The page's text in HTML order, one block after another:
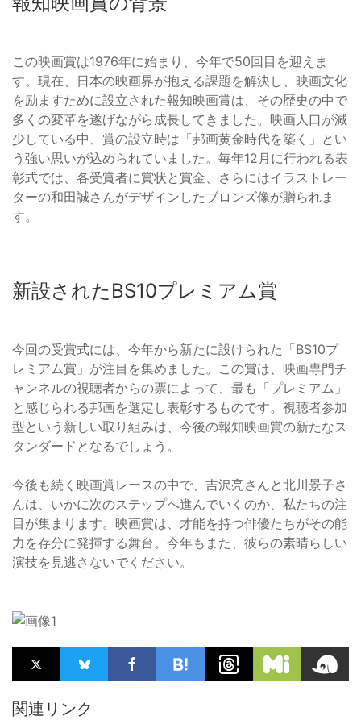
この映画賞は1976年に始まり、今年で50回目を迎えま
す。現在、日本の映画界が抱える課題を解決し、映画文化
を励ますために設立された報知映画賞は、その歴史の中で
多くの変革を遂げながら成長してきました。映画人口が減
少している中、賞の設立時は「邦画黄金時代を築く」とい
う強い思いが込められていました。毎年12月に行われる表
彰式では、各受賞者に賞状と賞金、さらにはイラストレー
ターの和田誠さんがデザインしたブロンズ像が贈られま
す。
新設されたBS10プレミアム賞
今回の受賞式には、今年から新たに設けられた「BS10プ
レミアム賞」が注目を集めました。この賞は、映画専門チ
ャンネルの視聴者からの票によって、最も「プレミアム」
と感じられる邦画を選定し表彰するものです。視聴者参加
型という新しい取り組みは、今後の報知映画賞の新たなス
タンダードとなるでしょう。
今後も続く映画賞レースの中で、吉沢亮さんと北川景子さ
んは、いかに次のステップへ進んでいくのか、私たちの注
目が集まります。映画賞は、才能を持つ俳優たちがその能
力を存分に発揮する舞台。今年もまた、彼らの素晴らしい
演技を見逃さないでください。
関連リンク